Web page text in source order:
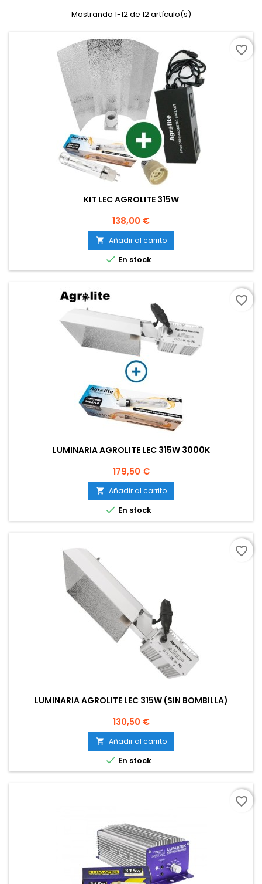
Mostrando 1-12 de 12 artículo(s)
KIT LEC AGROLITE 315W
Precio
138,00 €
 Añadir al carrito
 En stock
favorite_border
LUMINARIA AGROLITE LEC 315W 3000K
Precio
179,50 €
 Añadir al carrito
 En stock
favorite_border
LUMINARIA AGROLITE LEC 315W (SIN BOMBILLA)
Precio
130,50 €
 Añadir al carrito
 En stock
favorite_border
favorite_border